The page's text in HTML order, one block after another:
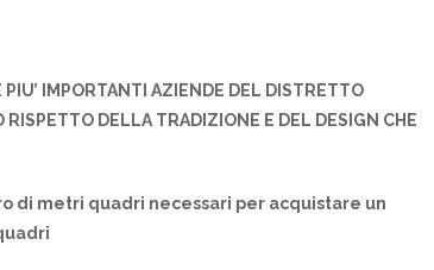
IMPORTANTI AZIENDE DEL DISTRETTO
DELLA TRADIZIONE E DEL DESIGN CHE
di metri quadri necessari per acquistare un